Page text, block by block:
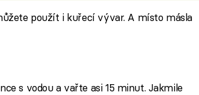
použít i kuřecí vývar. A místo másla
s vodou a vařte asi 15 minut. Jakmile